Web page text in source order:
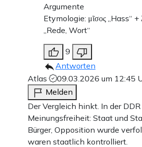
Argumente
Etymologie: μῖσος „Hass“ +
„Rede, Wort“
9
Antworten
Atlas
09.03.2026 um 12:45
Melden
Der Vergleich hinkt. In der
Meinungsfreiheit: Staat und
Bürger, Opposition wurde
waren staatlich kontrolliert.